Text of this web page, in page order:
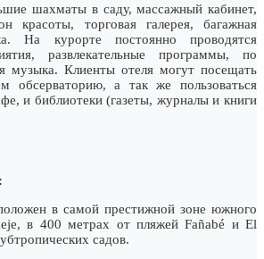
шахматы в саду, массажный кабинет,
красоты, торговая галерея, багажная
На курорте постоянно проводятся
развлекательные программы, по
музыка. Клиенты отеля могут посещать
обсерваторию, а так же пользоваться
и библиотеки (газеты, журналы и книги
в самой престижной зоне южного
в 400 метрах от пляжей Fañabé и El
садов.